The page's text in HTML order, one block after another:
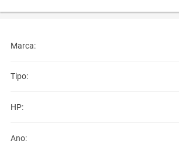
Marca:
Tipo:
HP:
Ano: